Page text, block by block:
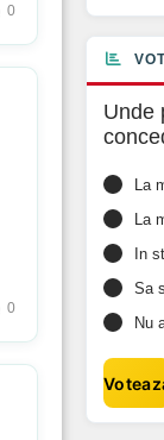
0
0
Unde
La
La
In
Sa
Nu